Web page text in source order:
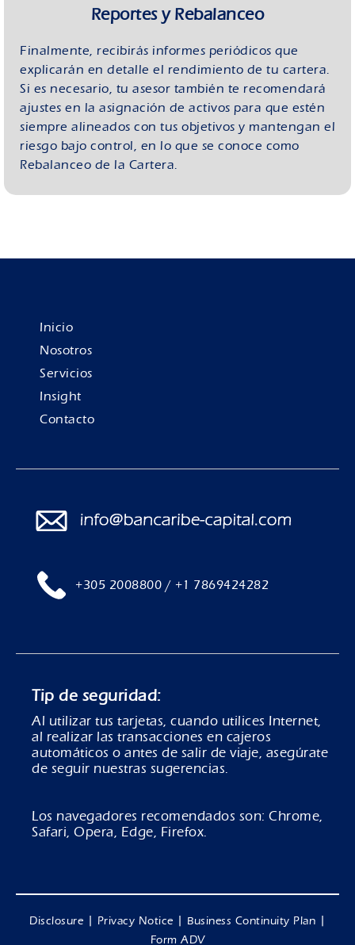
Reportes y Rebalanceo
Finalmente, recibirás informes periódicos que
explicarán en detalle el rendimiento de tu cartera.
Si es necesario, tu asesor también te recomendará
ajustes en la asignación de activos para que estén
siempre alineados con tus objetivos y mantengan el
riesgo bajo control, en lo que se conoce como
Rebalanceo de la Cartera.
Inicio
Nosotros
Servicios
Insight
Contacto
+305 2008800 / +1 7869424282
Tip de seguridad:
Al utilizar tus tarjetas, cuando utilices Internet,
al realizar las transacciones en cajeros
automáticos o antes de salir de viaje, asegúrate
de seguir nuestras sugerencias.
Los navegadores recomendados son: Chrome,
Safari, Opera, Edge, Firefox.
Disclosure | Privacy Notice | Business Continuity Plan |
Form ADV